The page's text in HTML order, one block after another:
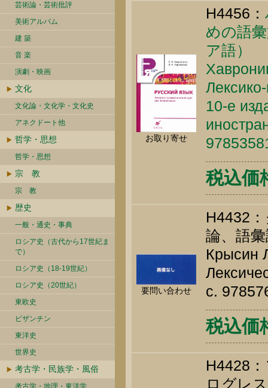
芸術論・芸術批評
美術アルバム
建 築
音 楽
演劇・映画
文化
文化論・文化学・文化史
アネクドート他
哲学・思想
哲学・思想
宗 教
宗 教
歴史
一般・通史・事典
ロシア史（古代から17世紀ま
で）
ロシア史（18-19世紀）
ロシア史（20世紀）
東欧史
ビザンチン
東洋史
世界史
考古学・民族学・風俗
考古学・地理・東洋学
お取り寄せ
H4456：
めの語
ア語）
10-е
税込価
要問い合わせ
H4432
論、語
Крысин
c.
税込価
H4428
ログレ